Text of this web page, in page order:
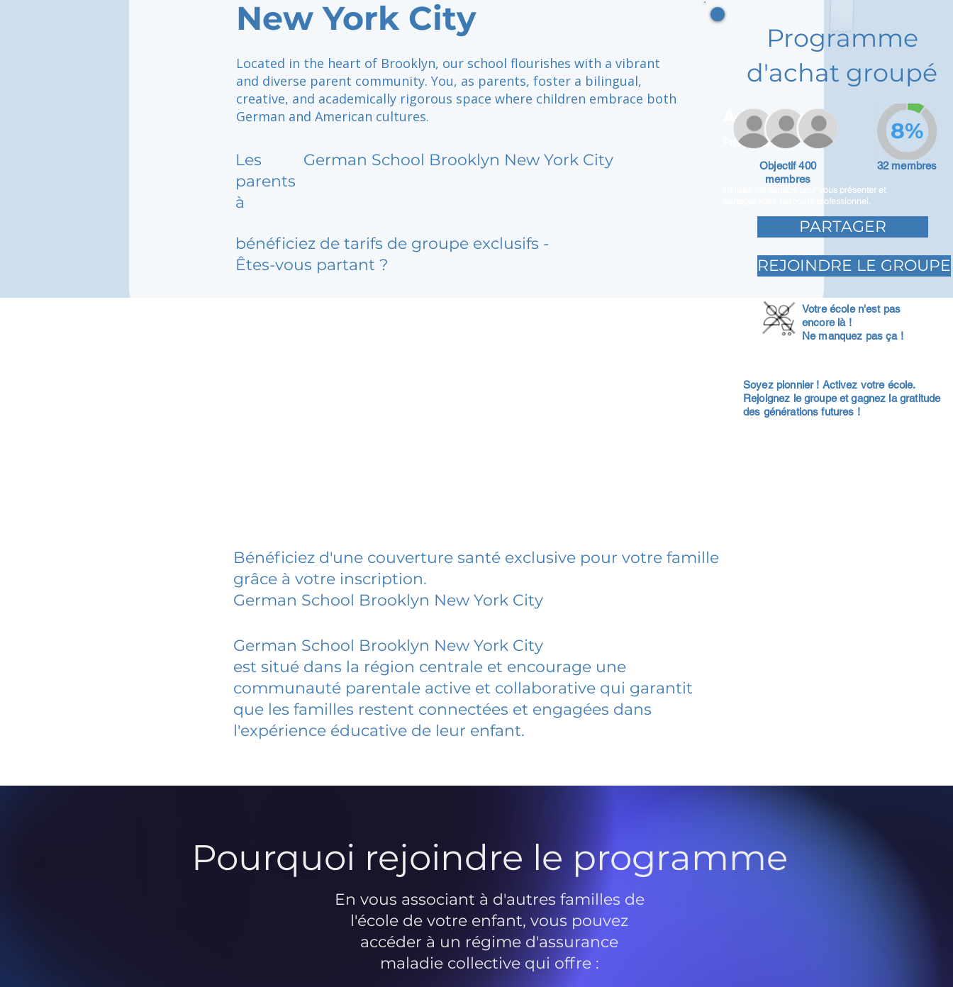
New York City
Located in the heart of Brooklyn, our school flourishes with a vibrant
and diverse parent community. You, as parents, foster a bilingual,
creative, and academically rigorous space where children embrace both
German and American cultures.
Les
parents
à
German School Brooklyn New York City
bénéficiez de tarifs de groupe exclusifs -
Êtes-vous partant ?
Adam Caar
Promoteur
Utilisez cet espace pour vous présenter et
partager votre parcours professionnel.
Programme
d'achat groupé
Objectif 400
membres
32 membres
8%
PARTAGER
REJOINDRE LE GROUPE
Votre école n'est pas
encore là !
Ne manquez pas ça !
Soyez pionnier ! Activez votre école.
Rejoignez le groupe et gagnez la gratitude
des générations futures !
Bénéficiez d'une couverture santé exclusive pour votre famille
grâce à votre inscription.
German School Brooklyn New York City
German School Brooklyn New York City
est situé dans la région centrale et encourage une
communauté parentale active et collaborative qui garantit
que les familles restent connectées et engagées dans
l'expérience éducative de leur enfant.
Pourquoi rejoindre le programme
En vous associant à d'autres familles de
l'école de votre enfant, vous pouvez
accéder à un régime d'assurance
maladie collective qui offre :